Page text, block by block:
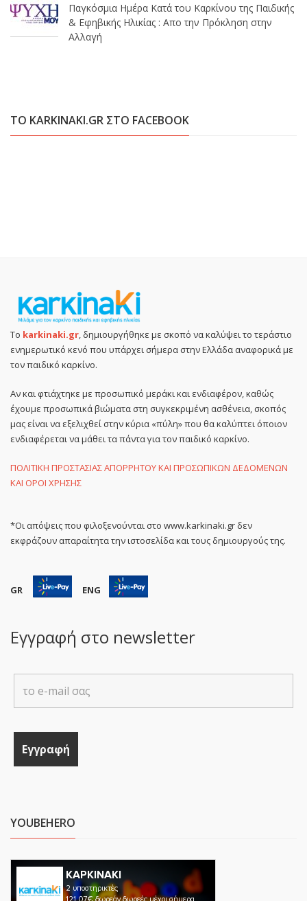
Παγκόσμια Ημέρα Κατά του Καρκίνου της Παιδικής
& Εφηβικής Ηλικίας : Απο την Πρόκληση στην
Αλλαγή
ΤΟ KARKINAKI.GR ΣΤΟ FACEBOOK
Το karkinaki.gr, δημιουργήθηκε με σκοπό να καλύψει το τεράστιο
ενημερωτικό κενό που υπάρχει σήμερα στην Ελλάδα αναφορικά με
τον παιδικό καρκίνο.
Αν και φτιάχτηκε με προσωπικό μεράκι και ενδιαφέρον, καθώς
έχουμε προσωπικά βιώματα στη συγκεκριμένη ασθένεια, σκοπός
μας είναι να εξελιχθεί στην κύρια «πύλη» που θα καλύπτει όποιον
ενδιαφέρεται να μάθει τα πάντα για τον παιδικό καρκίνο.
ΠΟΛΙΤΙΚΗ ΠΡΟΣΤΑΣΙΑΣ ΑΠΟΡΡΗΤΟΥ ΚΑΙ ΠΡΟΣΩΠΙΚΩΝ ΔΕΔΟΜΕΝΩΝ
ΚΑΙ ΟΡΟΙ ΧΡΗΣΗΣ
*Οι απόψεις που φιλοξενούνται στο www.karkinaki.gr δεν
εκφράζουν απαραίτητα την ιστοσελίδα και τους δημιουργούς της.
GR ENG
Εγγραφή στο newsletter
YOUBEHERO